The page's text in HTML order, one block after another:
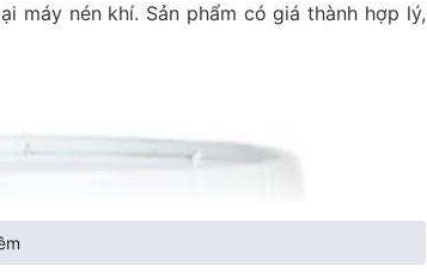
máy nén khí. Sản phẩm có giá thành hợp lý,